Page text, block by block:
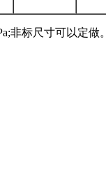
非标尺寸可以定做。